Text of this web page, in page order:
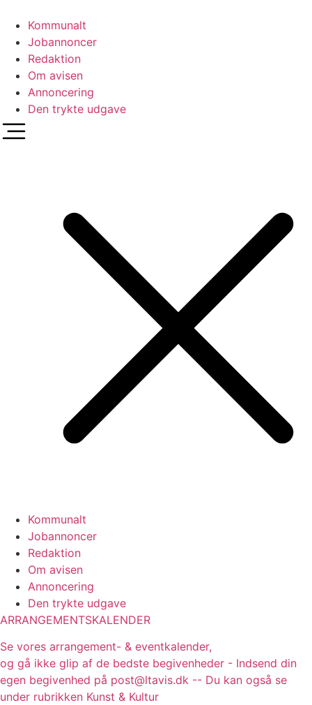
indhold
Kommunalt
Jobannoncer
Redaktion
Om avisen
Annoncering
Den trykte udgave
Kommunalt
Jobannoncer
Redaktion
Om avisen
Annoncering
Den trykte udgave
ARRANGEMENTSKALENDER
Se vores arrangement- & eventkalender,
og gå ikke glip af de bedste begivenheder - Indsend din
egen begivenhed på post@ltavis.dk -- Du kan også se
under rubrikken Kunst & Kultur